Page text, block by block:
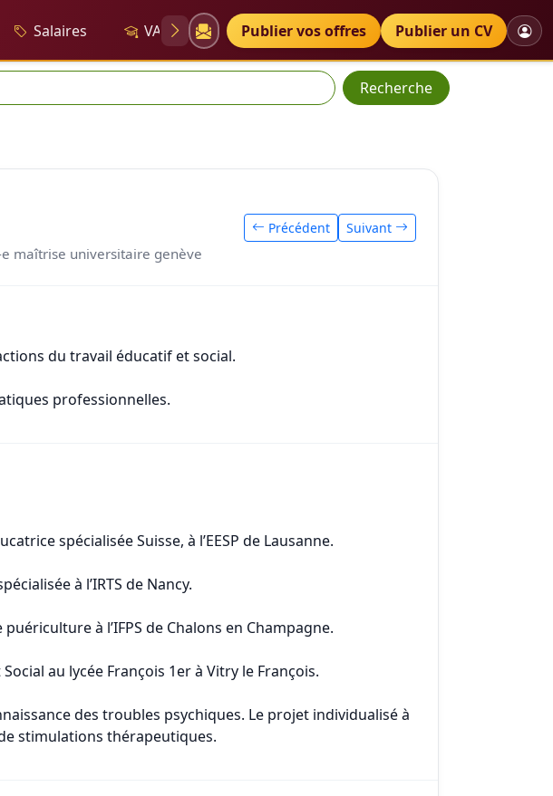
Salaires VAE Diplômes Petites annonces
Publier vos offres Publier un CV
Recherche
maîtrise universitaire genève
Précédent Suivant
du travail éducatif et social.
professionnelles.
spécialisée Suisse, à l’EESP de Lausanne.
à l’IRTS de Nancy.
à l’IFPS de Chalons en Champagne.
au lycée François 1er à Vitry le François.
des troubles psychiques. Le projet individualisé à
stimulations thérapeutiques.